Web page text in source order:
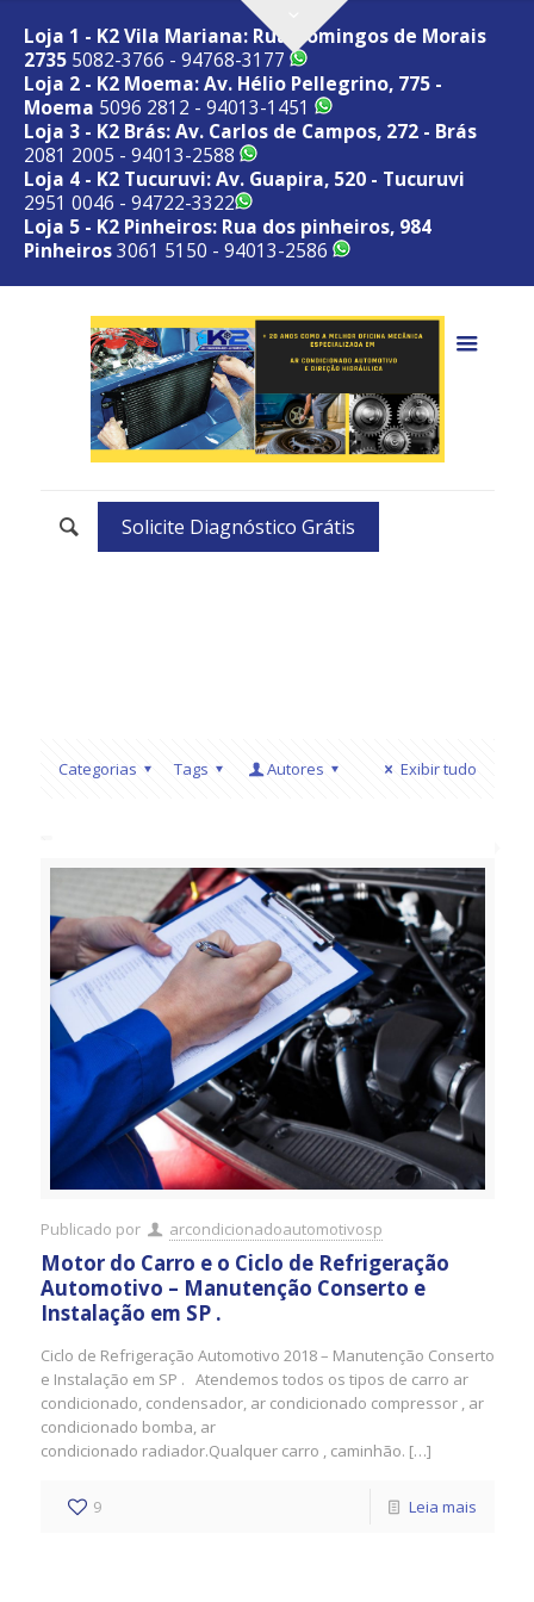
Loja 1 - K2 Vila Mariana: Rua Domingos de Morais
2735 5082-3766 - 94768-3177
Loja 2 - K2 Moema: Av. Hélio Pellegrino, 775 -
Moema 5096 2812 - 94013-1451
Loja 3 - K2 Brás: Av. Carlos de Campos, 272 - Brás
2081 2005 - 94013-2588
Loja 4 - K2 Tucuruvi: Av. Guapira, 520 - Tucuruvi
2951 0046 - 94722-3322
Loja 5 - K2 Pinheiros: Rua dos pinheiros, 984
Pinheiros3061 5150 - 94013-2586
Solicite Diagnóstico Grátis
Categorias Tags Autores Exibir tudo
Publicado por arcondicionadoautomotivosp
Motor do Carro e o Ciclo de Refrigeração
Automotivo – Manutenção Conserto e
Instalação em SP .
Ciclo de Refrigeração Automotivo 2018 – Manutenção Conserto
e Instalação em SP . Atendemos todos os tipos de carro ar
condicionado, condensador, ar condicionado compressor , ar
condicionado bomba, ar
condicionado radiador.Qualquer carro , caminhão. […]
9 Leia mais